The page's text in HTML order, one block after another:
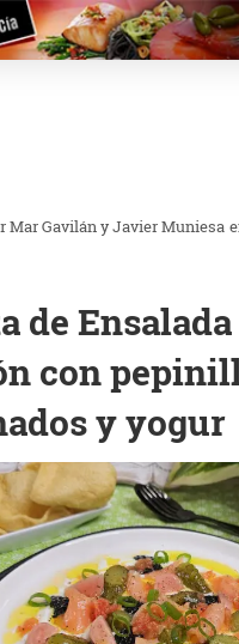
Mar Gavilán y Javier Muniesa
de Ensalada
con
y yogur